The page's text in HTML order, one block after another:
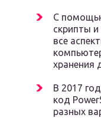
С
скрипты
все
хранения
В 2017
код
разных